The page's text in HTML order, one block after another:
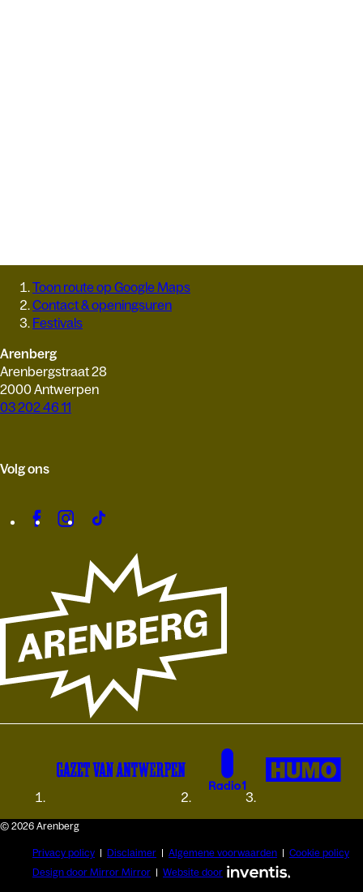
Toon route op Google Maps
Contact & openingsuren
Festivals
Arenberg
Arenbergstraat 28
2000 Antwerpen
03 202 46 11
Volg ons
© 2026 Arenberg
Privacy policy Disclaimer Algemene voorwaarden
Cookie policy
Design door Mirror Mirror
Website door